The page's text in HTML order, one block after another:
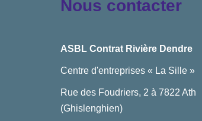
Nous contacter
ASBL Contrat Rivière Dendre
Centre d'entreprises « La Sille »
Rue des Foudriers, 2 à 7822 Ath
(Ghislenghien)